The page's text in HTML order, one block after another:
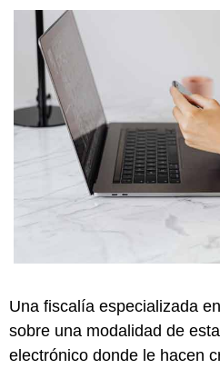
Una fiscalía especializada
sobre una modalidad de
electrónico donde le hacen